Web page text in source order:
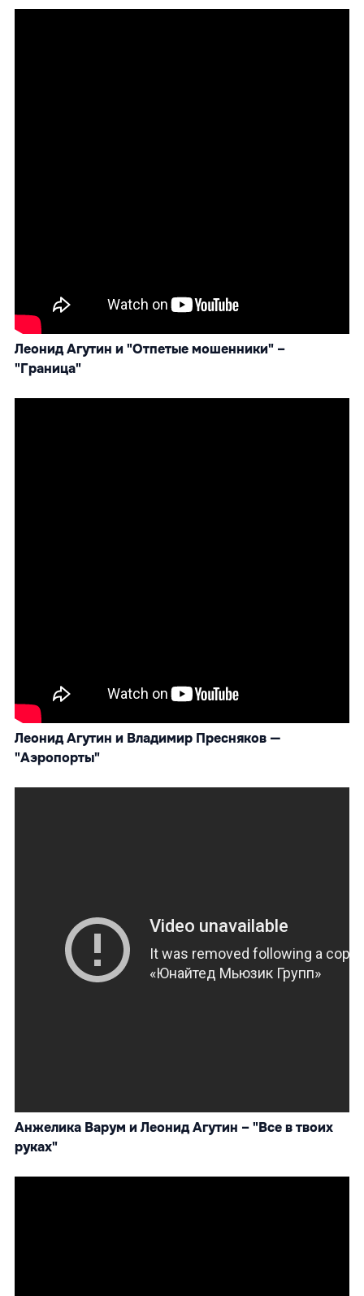
Леонид Агутин и "Отпетые мошенники" –
"Граница"
Леонид Агутин и Владимир Пресняков —
"Аэропорты"
Анжелика Варум и Леонид Агутин – "Все в твоих
руках"